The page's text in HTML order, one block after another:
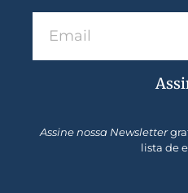
Assine nossa Newsletter
lista de